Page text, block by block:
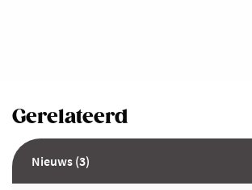
Gerelateerd
Nieuws (3)